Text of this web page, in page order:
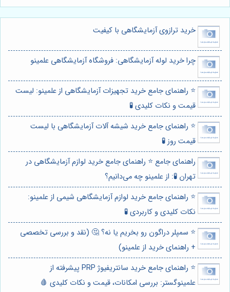
خرید ترازوی آزمایشگاهی با کیفیت
چرا خرید لوله آزمایشگاهی: فروشگاه آزمایشگاهی علمینو
⭐️ راهنمای جامع خرید تجهیزات آزمایشگاهی از علمینو: لیست
قیمت و نکات کلیدی 🧪
⭐️ راهنمای جامع خرید شیشه آلات آزمایشگاهی با لیست
قیمت روز 🧪
راهنمای جامع ⭐️ راهنمای جامع خرید لوازم آزمایشگاهی در
تهران 🧪: از علمینو چه می‌دانیم؟
⭐️ راهنمای جامع خرید لوازم آزمایشگاهی شیمی از علمینو:
نکات کلیدی و کاربردی 🧪
⭐️ سمپلر دراگون رو بخریم یا نه؟ 🤔 (نقد و بررسی تخصصی
+ راهنمای خرید از علمینو)
⭐️ راهنمای جامع خرید سانتریفیوژ PRP پیشرفته از
علمینوگستر: بررسی امکانات، قیمت و نکات کلیدی 🩸